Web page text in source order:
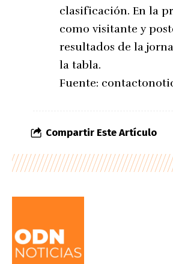
clasificación. En la
como visitante y
resultados de la
la tabla.
Fuente:
Compartir Este Artículo